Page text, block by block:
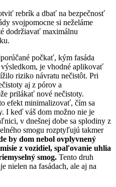
rebrík a dbať na bezpečnosť
svojpomocne si neželáme
dodržiavať maximálnu
počkať, kým fasáda
je vhodné aplikovať
riziko návratu nečistôt. Pri
aj z pórov a
prilákať nové nečistoty.
efekt minimalizovať, čím sa
I keď váš dom možno nie je
v dnešnej dobe sa splodiny z
smogu rozptyľujú takmer
by dom nebol ovplyvnený
z vozidiel, spaľovanie uhlia
smog. Tento druh
nielen na fasádach, ale aj na